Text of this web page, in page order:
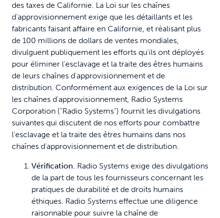
des taxes de Californie. La Loi sur les chaînes
d'approvisionnement exige que les détaillants et les
fabricants faisant affaire en Californie, et réalisant plus
de 100 millions de dollars de ventes mondiales,
divulguent publiquement les efforts qu'ils ont déployés
pour éliminer l'esclavage et la traite des êtres humains
de leurs chaînes d'approvisionnement et de
distribution. Conformément aux exigences de la Loi sur
les chaînes d'approvisionnement, Radio Systems
Corporation ("Radio Systems") fournit les divulgations
suivantes qui discutent de nos efforts pour combattre
l'esclavage et la traite des êtres humains dans nos
chaînes d'approvisionnement et de distribution.
Vérification. Radio Systems exige des divulgations
de la part de tous les fournisseurs concernant les
pratiques de durabilité et de droits humains
éthiques. Radio Systems effectue une diligence
raisonnable pour suivre la chaîne de